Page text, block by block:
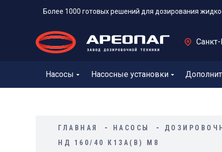
Более 1000 готовых решений для дозирования
Насосы Насосные установки
ГЛАВНАЯ НАСОСЫ
НД 160/40 К13А(В) М8